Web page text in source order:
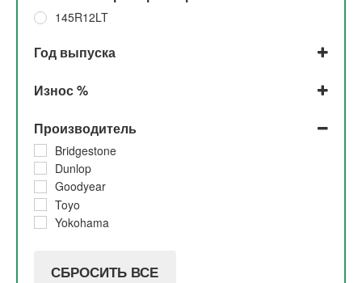
145R12LT
Год выпуска
2022
2020
2019
2018
2017
2016
2015
Износ %
До 5% и 10%
До 5%
5% и 10%
5%
30%
20%
Производитель
Bridgestone
Dunlop
Goodyear
Toyo
Yokohama
СБРОСИТЬ ВСЕ